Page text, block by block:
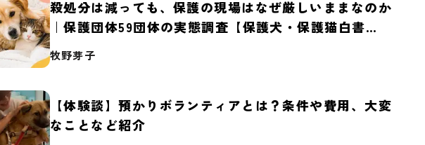
殺処分は減っても、保護の現場はなぜ厳しいままなのか
｜保護団体59団体の実態調査【保護犬・保護猫白書
2026】
牧野芽子
【体験談】預かりボランティアとは？条件や費用、大変
なことなど紹介